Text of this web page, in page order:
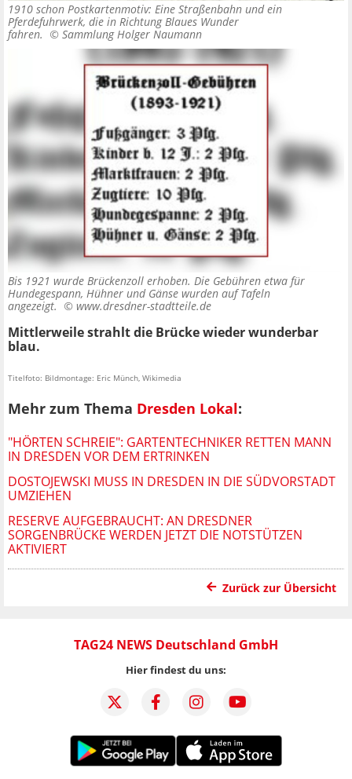
1910 schon Postkartenmotiv: Eine Straßenbahn und ein
Pferdefuhrwerk, die in Richtung Blaues Wunder
fahren. © Sammlung Holger Naumann
Bis 1921 wurde Brückenzoll erhoben. Die Gebühren etwa für
Hundegespann, Hühner und Gänse wurden auf Tafeln
angezeigt. © www.dresdner-stadtteile.de
Mittlerweile strahlt die Brücke wieder wunderbar
blau.
Titelfoto: Bildmontage: Eric Münch, Wikimedia
Mehr zum Thema Dresden Lokal:
"HÖRTEN SCHREIE": GARTENTECHNIKER RETTEN MANN
IN DRESDEN VOR DEM ERTRINKEN
DOSTOJEWSKI MUSS IN DRESDEN IN DIE SÜDVORSTADT
UMZIEHEN
RESERVE AUFGEBRAUCHT: AN DRESDNER
SORGENBRÜCKE WERDEN JETZT DIE NOTSTÜTZEN
AKTIVIERT
Zurück zur Übersicht
TAG24 NEWS Deutschland GmbH
Hier findest du uns: